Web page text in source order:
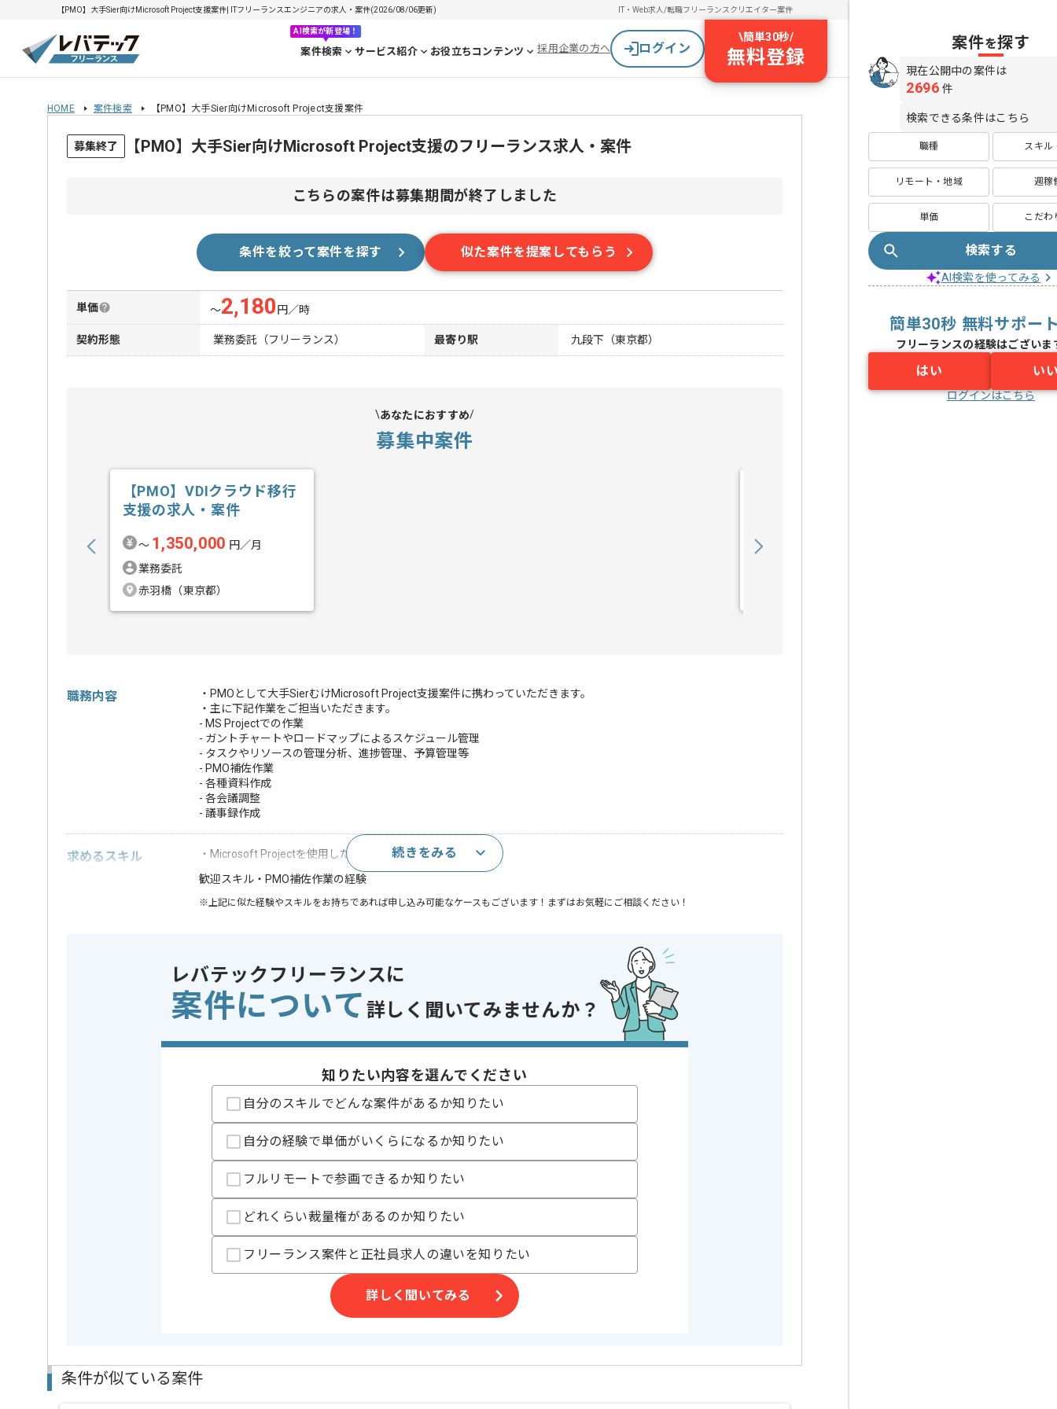
【PMO】大手Sier向けMicrosoft Project支援案件| ITフリーランスエンジニアの求人・案件(2026/08/06更新) IT・Web求人/転職フリーランスクリエイター案件
AI検索が新登場！
案件検索 サービス紹介 お役立ちコンテンツ 採用企業の方へ ログイン
\簡単30秒/
無料登録
HOME 案件検索 【PMO】大手Sier向けMicrosoft Project支援案件
募集終了 【PMO】大手Sier向けMicrosoft Project支援のフリーランス求人・案件
こちらの案件は募集期間が終了しました
条件を絞って案件を探す 似た案件を提案してもらう
単価 〜2,180 円／時
契約形態 業務委託（フリーランス） 最寄り駅 九段下（東京都）
あなたにおすすめ
募集中案件
【PMO】VDIクラウド移行
支援の求人・案件
〜 1,350,000 円／月
業務委託
赤羽橋（東京都）
職務内容
・PMOとして大手SierむけMicrosoft Project支援案件に携わっていただきます。
・主に下記作業をご担当いただきます。
- MS Projectでの作業
- ガントチャートやロードマップによるスケジュール管理
- タスクやリソースの管理分析、進捗管理、予算管理等
- PMO補佐作業
- 各種資料作成
- 各会議調整
- 議事録作成
求めるスキル
・Microsoft Projectを使用したプロジェクト管理実務経験
歓迎スキル ・PMO補佐作業の経験
※上記に似た経験やスキルをお持ちであれば申し込み可能なケースもございます！まずはお気軽にご相談ください！
PMO経験を活かすことができます。
ご経験と実績に応じてスライド案件のご提案も差し上げる場合がございます。
新しいアイディアや技術を積極的に導入し、
経験豊富なエンジニアと成長が出来る環境でございます。
スキルアップされたい方、長期的に参画されたい方にオススメの案件です。
基本的には常駐での作業を見込んでいます。
続きをみる
レバテックフリーランスに
案件について 詳しく聞いてみませんか？
知りたい内容を選んでください
自分のスキルでどんな案件があるか知りたい
自分の経験で単価がいくらになるか知りたい
フルリモートで参画できるか知りたい
どれくらい裁量権があるのか知りたい
フリーランス案件と正社員求人の違いを知りたい
詳しく聞いてみる
条件が似ている案件
案件を探す
現在公開中の案件は
2696 件
検索できる条件はこちら
職種 スキル
リモート・地域 週稼
単価 こだわ
検索する
AI検索を使ってみる
簡単30秒 無料サポー
フリーランスの経験はございま
はい い
ログインはこちら